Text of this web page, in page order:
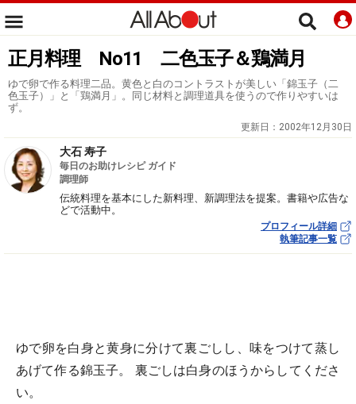
正月料理 No11 二色玉子＆鶏満月
ゆで卵で作る料理二品。黄色と白のコントラストが美しい「錦玉子（二
色玉子）」と「鶏満月」。同じ材料と調理道具を使うので作りやすいは
ず。
更新日： 2002年12月30日
大石 寿子
毎日のお助けレシピ ガイド
調理師
伝統料理を基本にした新料理、新調理法を提案。書籍や広告な
どで活動中。
プロフィール詳細
執筆記事一覧
ゆで卵を白身と黄身に分けて裏ごしし、味をつけて蒸し
あげて作る錦玉子。 裏ごしは白身のほうからしてくださ
い。